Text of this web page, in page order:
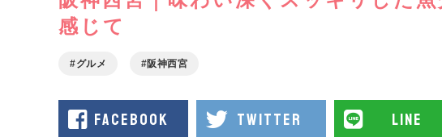
感じて
グルメ 阪神西宮
facebook twitter line